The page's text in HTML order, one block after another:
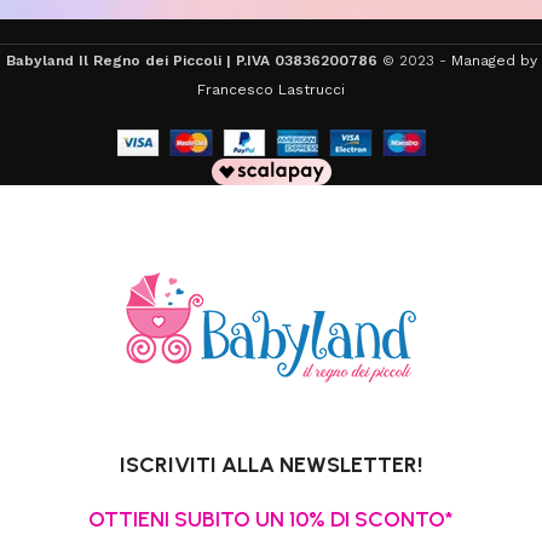
Babyland Il Regno dei Piccoli | P.IVA 03836200786 © 2023 - Managed by
Francesco Lastrucci
ISCRIVITI ALLA NEWSLETTER!
OTTIENI SUBITO UN 10% DI SCONTO*